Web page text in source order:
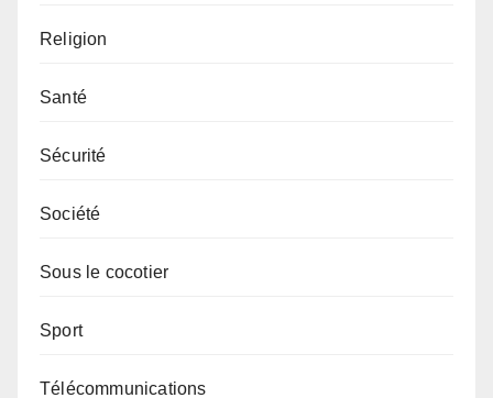
Religion
Santé
Sécurité
Société
Sous le cocotier
Sport
Télécommunications